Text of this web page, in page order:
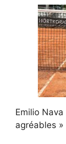
Emilio
agréables